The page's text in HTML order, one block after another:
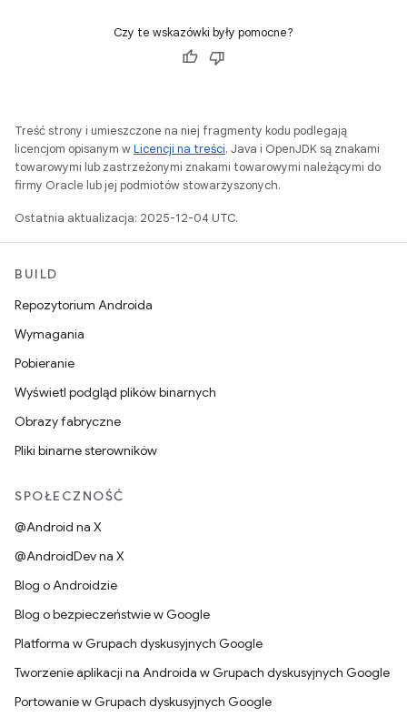
Czy te wskazówki były pomocne?
Treść strony i umieszczone na niej fragmenty kodu podlegają
licencjom opisanym wLicencji na treści. Java i OpenJDK są znakami
towarowymi lub zastrzeżonymi znakami towarowymi należącymi do
firmy Oracle lub jej podmiotów stowarzyszonych.
Ostatnia aktualizacja: 2025-12-04 UTC.
BUILD
Repozytorium Androida
Wymagania
Pobieranie
Wyświetl podgląd plików binarnych
Obrazy fabryczne
Pliki binarne sterowników
SPOŁECZNOŚĆ
@Android na X
@AndroidDev na X
Blog o Androidzie
Blog o bezpieczeństwie w Google
Platforma w Grupach dyskusyjnych Google
Tworzenie aplikacji na Androida w Grupach dyskusyjnych Google
Portowanie w Grupach dyskusyjnych Google